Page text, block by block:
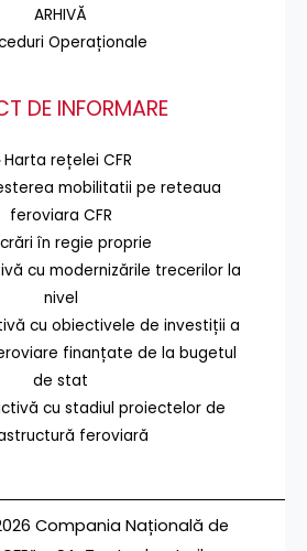
ARHIVĂ
Operaționale
DE INFORMARE
rețelei CFR
mobilitatii pe reteaua
feroviara CFR
în regie proprie
cu modernizările trecerilor la
nivel
cu obiectivele de investiții a
finanțate de la bugetul
de stat
cu stadiul proiectelor de
feroviară
Compania Națională de